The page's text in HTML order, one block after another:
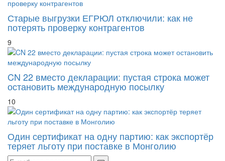
Старые выгрузки ЕГРЮЛ отключили: как не
потерять проверку контрагентов
9
CN 22 вместо декларации: пустая строка может
остановить международную посылку
10
Один сертификат на одну партию: как экспортёр
теряет льготу при поставке в Монголию